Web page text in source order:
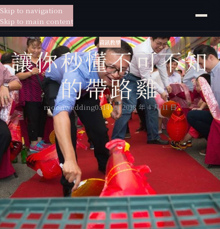
貳月婚紗
Skip to navigation
Skip to main content
資訊教學
讓你秒懂不可不知
的帶路雞
moonwedding0314On 2018 年 4 月 11 日
『帶路雞的起源5大意義』
祝福
→祝福女兒嫁出去後和女婿和好相處，能永浴愛河，白頭偕老。
→有”起家”的意思。希望新人們能跟隨帶路雞腳步，共創一個子孫綿延
的幸福家庭。
預測
→新婚當天要將活雞關在新房床下，待新婚夜隔天早上才放出，看首先從
床下跑出的雞的性別，來預測新娘第一胎是生男或生女。